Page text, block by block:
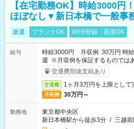
【在宅勤務OK】時給3000円
ほぼなし▼新日本橋で一般事
派遣 ブランクOK WEB登録・面接OK
給与
時給3000円 月収例 30万円 時
週 ※月収例を保証するものでは
ービス利用可（利用条件有）
交通費別途支給あり
交通費 1ヶ月3万円を上限として
月収例 30万円～
勤務地
東京都中央区
新日本橋駅から徒歩3分 / 三越